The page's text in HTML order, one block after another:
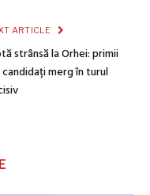
ARTICLE
strânsă la Orhei: primii
merg în turul